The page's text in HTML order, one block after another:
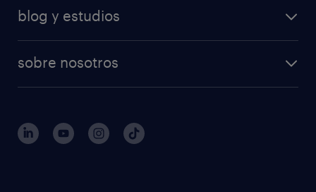
blog y estudios
sobre nosotros